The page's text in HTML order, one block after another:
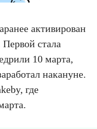
активирован
стала
10 марта,
накануне.
где